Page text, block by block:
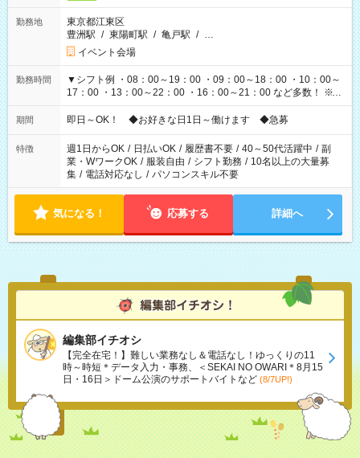
勤務地
東京都江東区
豊洲駅 / 東陽町駅 / 亀戸駅 / …
イベント会場
勤務時間
▼シフト例 ・08：00～19：00 ・09：00～18：00 ・10：00～
17：00 ・13：00～22：00 ・16：00～21：00 など多数！ ※お
仕事により勤務時間が異なります
期間 即日～OK！ ◆お好きな日1日～働けます ◆急募
特徴 週1日からOK / 日払いOK / 履歴書不要 / 40～50代活躍中 / 副
業・WワークOK / 服装自由 / シフト勤務 / 10名以上の大量募
集 / 電話対応なし / パソコンスキル不要
気になる！ 応募する 詳細へ
編集部イチオシ
【完全在宅！】難しい業務なし＆電話なし！ゆっくりの11
時～時短＊データ入力・事務、＜SEKAI NO OWARI＊8月15
日・16日＞ドーム公演のサポートバイトなど (8/7UP!)